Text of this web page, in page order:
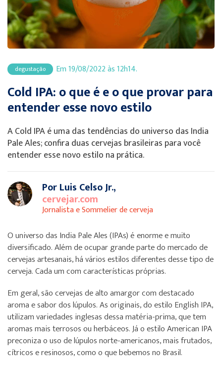
degustação Em 19/08/2022 às 12h14.
Cold IPA: o que é e o que provar para
entender esse novo estilo
A Cold IPA é uma das tendências do universo das India
Pale Ales; confira duas cervejas brasileiras para você
entender esse novo estilo na prática.
Por Luis Celso Jr.,
cervejar.com
Jornalista e Sommelier de cerveja
O universo das India Pale Ales (IPAs) é enorme e muito
diversificado. Além de ocupar grande parte do mercado de
cervejas artesanais, há vários estilos diferentes desse tipo de
cerveja. Cada um com características próprias.
Em geral, são cervejas de alto amargor com destacado
aroma e sabor dos lúpulos. As originais, do estilo English IPA,
utilizam variedades inglesas dessa matéria-prima, que tem
aromas mais terrosos ou herbáceos. Já o estilo American IPA
preconiza o uso de lúpulos norte-americanos, mais frutados,
cítricos e resinosos, como o que bebemos no Brasil.